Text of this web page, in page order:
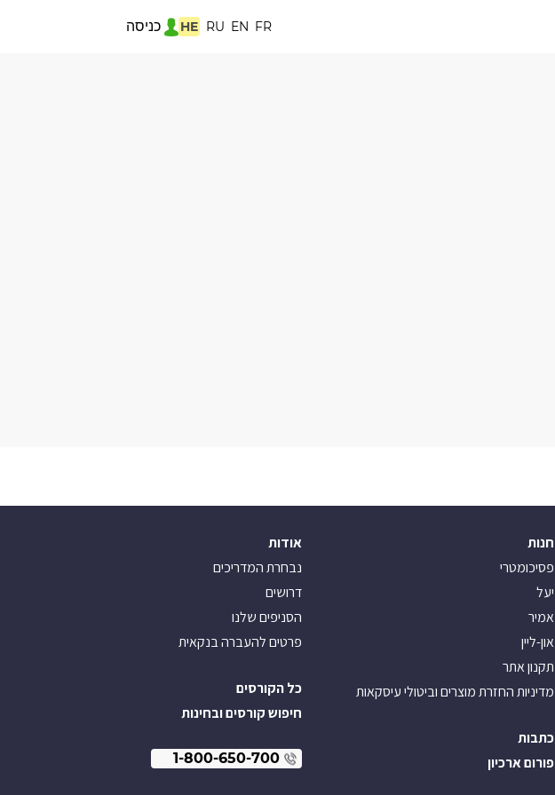
HE RU EN FR כניסה
חנות
פסיכומטרי
יעל
אמיר
און-ליין
תקנון אתר
מדיניות החזרת מוצרים וביטולי עיסקאות
כתבות
פורום ארכיון
אודות
נבחרת המדריכים
דרושים
הסניפים שלנו
פרטים להעברה בנקאית
כל הקורסים
חיפוש קורסים ובחינות
1-800-650-700